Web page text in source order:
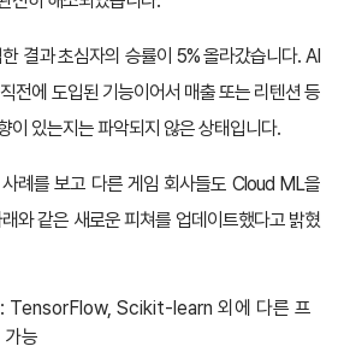
결과 초심자의 승률이 5% 올라갔습니다. AI
전에 도입된 기능이어서 매출 또는 리텐션 등
이 있는지는 파악되지 않은 상태입니다.
례를 보고 다른 게임 회사들도 Cloud ML을
와 같은 새로운 피쳐를 업데이트했다고 밝혔
TensorFlow, Scikit-learn 외에 다른 프
능